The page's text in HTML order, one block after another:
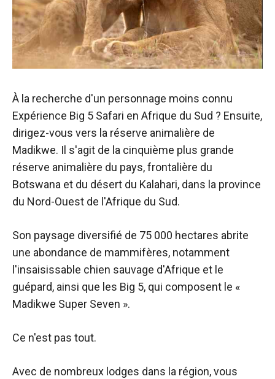
À la recherche d'un personnage moins connu
Expérience Big 5 Safari en Afrique du Sud ? Ensuite,
dirigez-vous vers la réserve animalière de
Madikwe. Il s'agit de la cinquième plus grande
réserve animalière du pays, frontalière du
Botswana et du désert du Kalahari, dans la province
du Nord-Ouest de l'Afrique du Sud.
Son paysage diversifié de 75 000 hectares abrite
une abondance de mammifères, notamment
l'insaisissable chien sauvage d'Afrique et le
guépard, ainsi que les Big 5, qui composent le «
Madikwe Super Seven ».
Ce n'est pas tout.
Avec de nombreux lodges dans la région, vous